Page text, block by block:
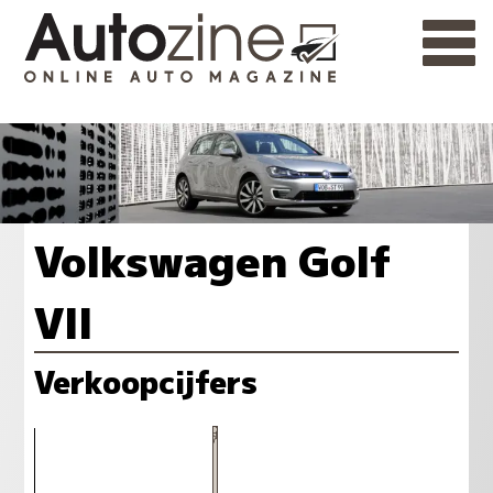
Volkswagen Golf
VII
Verkoopcijfers
3420